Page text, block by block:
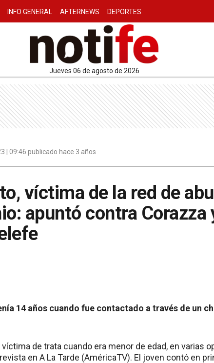
INFO GENERAL AFTERNEWS DEPORTES
jueves 06 de agosto de 2026
| 09:46 publicado hace 3 años
víctima de la red de
apuntó contra Corazza
14 años cuando fue contactado a través de un
de trata cuando era menor de edad, en varias
en A La Tarde (AméricaTV). El joven contó en